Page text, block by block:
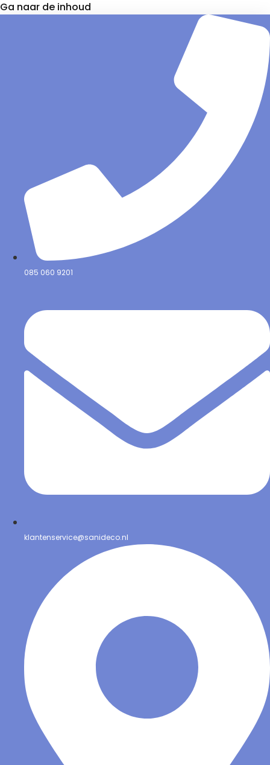
Ga naar de inhoud
085 060 9201
klantenservice@sanideco.nl